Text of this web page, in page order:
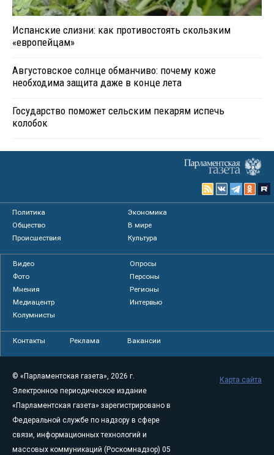
Испанские слизни: как противостоять скользким
«европейцам»
Августовское солнце обманчиво: почему коже
необходима защита даже в конце лета
Государство поможет сельским пекарям испечь
колобок
Политика
Экономика
Общество
В мире
Происшествия
Культура
Видео
Опросы
Фото
Персоны
Мнения
Регионы
Медиацентр
Интервью
Колумнисты
Контакты Реклама Вакансии
© «Парламентская газета», 2026 г.
Электронное периодическое издание
«Парламентская газета» зарегистрировано в
Федеральной службе по надзору в сфере
связи, информационных технологий и
массовых коммуникаций (Роскомнадзор) 05
Карта сайта